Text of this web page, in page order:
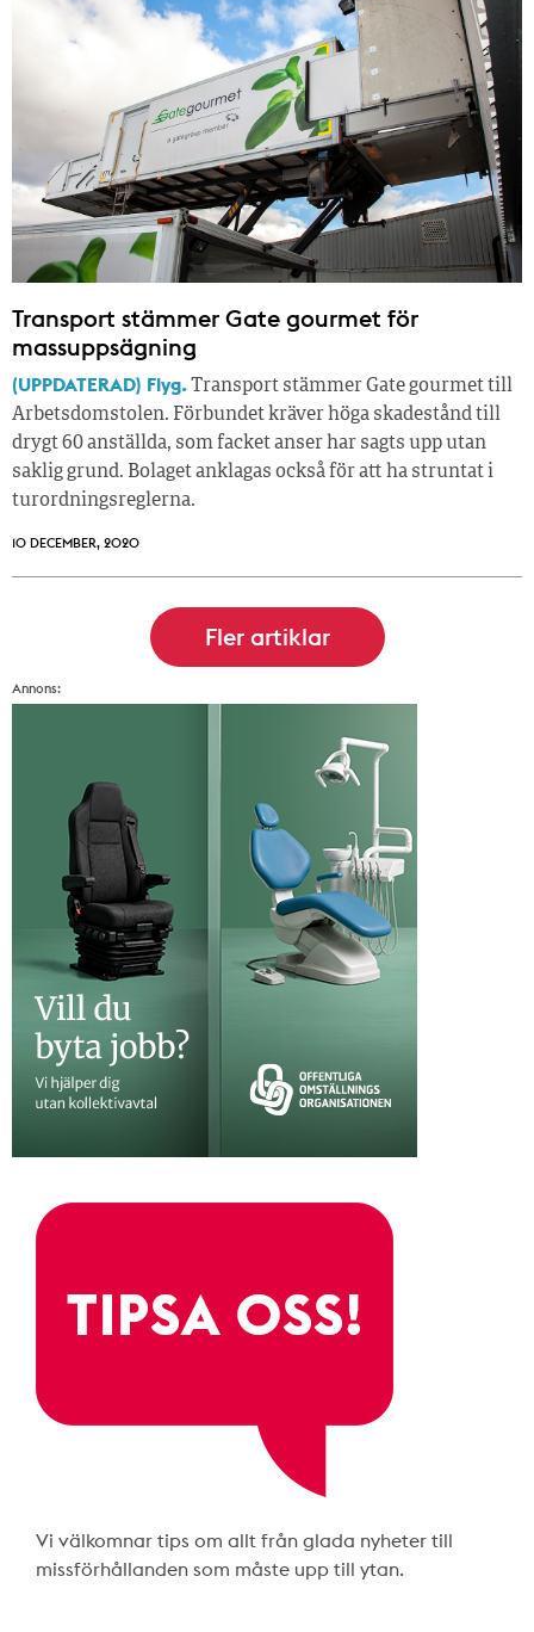
Transport stämmer Gate gourmet för
massuppsägning
(UPPDATERAD) Flyg.Transport stämmer Gate gourmet till
Arbetsdomstolen. Förbundet kräver höga skadestånd till
drygt 60 anställda, som facket anser har sagts upp utan
saklig grund. Bolaget anklagas också för att ha struntat i
turordningsreglerna.
10 DECEMBER, 2020
Annons:
Vi välkomnar tips om allt från glada nyheter till
missförhållanden som måste upp till ytan.